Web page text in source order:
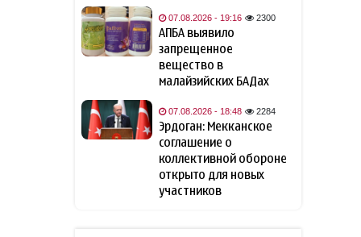
и Азербайджаном закрыта,
установлен мир
ABC узнал о снятии с
должности
координирующего помощь
Украине генерала США
Лидер фракции ХДС/ХСС
отверг вариант досрочной
отставки Мерца с поста
канцлера
07.08.2026 - 19:16 2300
АПБА выявило
запрещенное
вещество в
малайзийских БАДах
07.08.2026 - 18:48 2284
Эрдоган: Мекканское
соглашение о
коллективной обороне
открыто для новых
участников